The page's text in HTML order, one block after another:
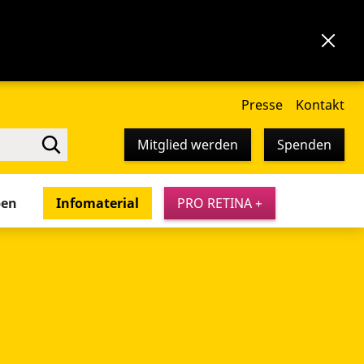
Presse Kontakt
Mitglied werden Spenden
Infomaterial PRO RETINA +